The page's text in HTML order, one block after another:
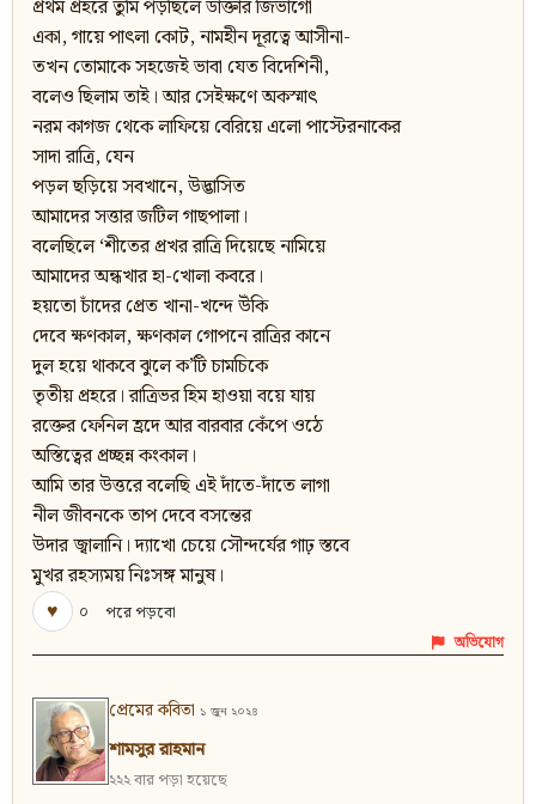
প্রথম প্রহরে তুমি পড়ছিলে ডাক্তার জিভাগো
একা, গায়ে পাৎলা কোট, নামহীন দূরত্বে আসীনা-
তখন তোমাকে সহজেই ভাবা যেত বিদেশিনী,
বলেও ছিলাম তাই। আর সেইক্ষণে অকস্মাৎ
নরম কাগজ থেকে লাফিয়ে বেরিয়ে এলো পাস্টেরনাকের
সাদা রাত্রি, যেন
পড়ল ছড়িয়ে সবখানে, উদ্ভাসিত
আমাদের সত্তার জটিল গাছপালা।
বলেছিলে ‘শীতের প্রখর রাত্রি দিয়েছে নামিয়ে
আমাদের অন্ধখার হা-খোলা কবরে।
হয়তো চাঁদের প্রেত খানা-খন্দে উঁকি
দেবে ক্ষণকাল, ক্ষণকাল গোপনে রাত্রির কানে
দুল হয়ে থাকবে ঝুলে ক’টি চামচিকে
তৃতীয় প্রহরে। রাত্রিভর হিম হাওয়া বয়ে যায়
রক্তের ফেনিল হ্রদে আর বারবার কেঁপে ওঠে
অস্তিত্বের প্রচ্ছন্ন কংকাল।
আমি তার উত্তরে বলেছি এই দাঁতে-দাঁতে লাগা
নীল জীবনকে তাপ দেবে বসন্তের
উদার জ্বালানি। দ্যাখো চেয়ে সৌন্দর্যের গাঢ় স্তবে
মুখর রহস্যময় নিঃসঙ্গ মানুষ।
♥
০ পরে পড়বো
অভিযোগ
প্রেমের কবিতা ১ জুন ২০২৪
শামসুর রাহমান
২২২ বার পড়া হয়েছে